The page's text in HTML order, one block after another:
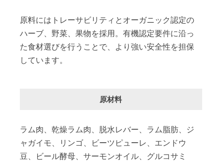
原料にはトレーサビリティとオーガニック認定の
ハーブ、野菜、果物を採用。有機認定要件に沿っ
た食材選びを行うことで、より強い安全性を担保
しています。
原材料
ラム肉、乾燥ラム肉、脱水レバー、ラム脂肪、ジ
ャガイモ、リンゴ、ビーツピューレ、エンドウ
豆、ビール酵母、サーモンオイル、グルコサミ